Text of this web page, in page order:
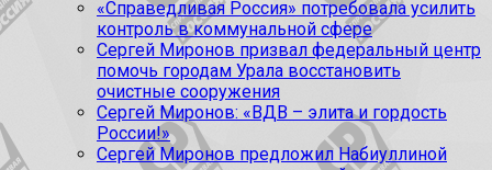
«Справедливая Россия» потребовала усилить
контроль в коммунальной сфере
Сергей Миронов призвал федеральный центр
помочь городам Урала восстановить
очистные сооружения
Сергей Миронов: «ВДВ – элита и гордость
России!»
Сергей Миронов предложил Набиуллиной